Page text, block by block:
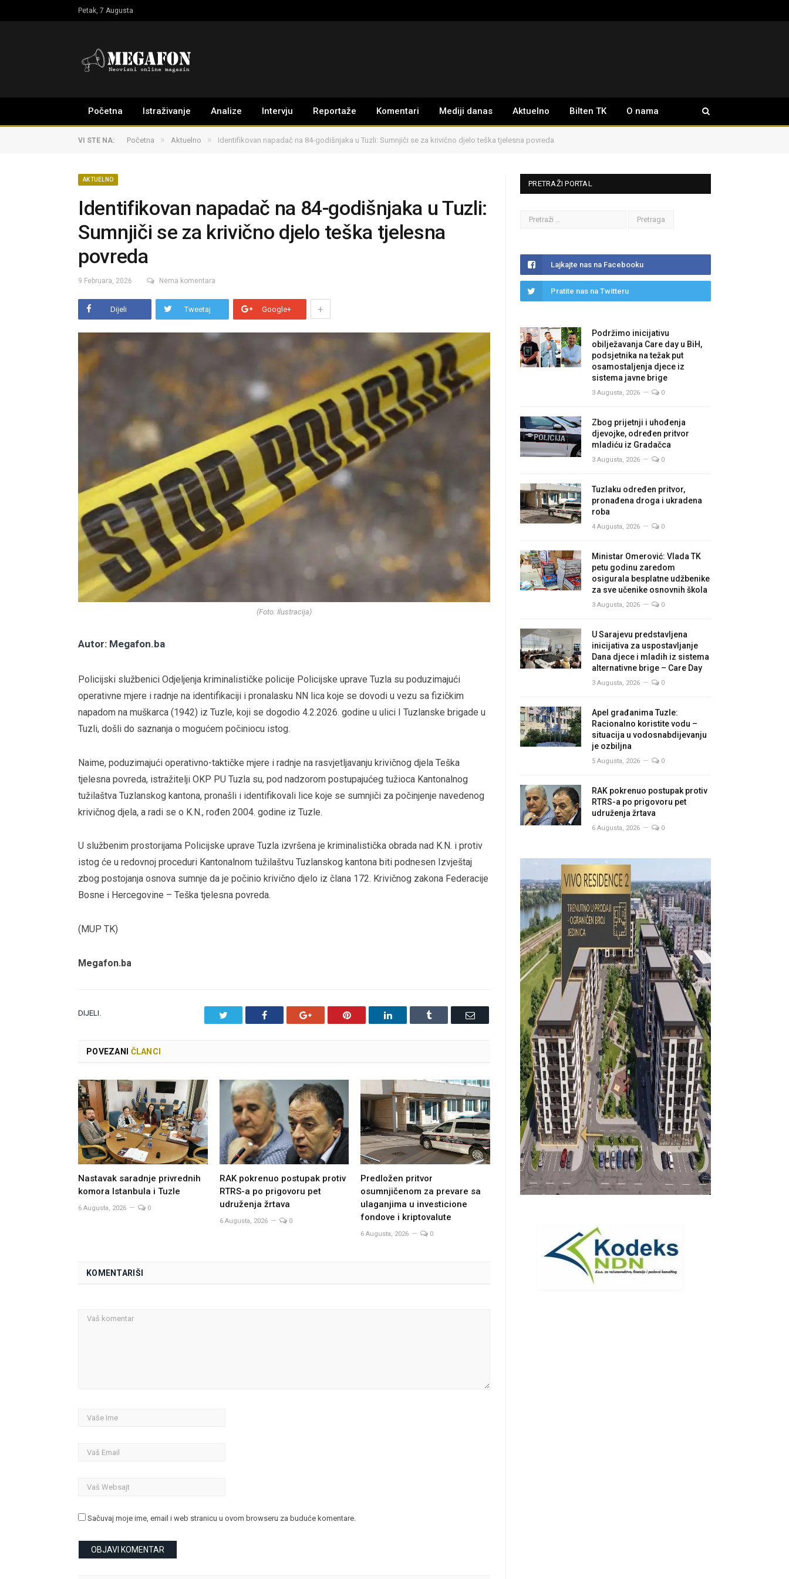
Petak, 7 Augusta
Početna Istraživanje Analize Intervju Reportaže Komentari Mediji danas Aktuelno Bilten TK O nama
VI STE NA: Početna » Aktuelno » Identifikovan napadač na 84-godišnjaka u Tuzli: Sumnjiči se za krivično djelo teška tjelesna povreda
AKTUELNO
Identifikovan napadač na 84-godišnjaka u Tuzli:
Sumnjiči se za krivično djelo teška tjelesna
povreda
9 Februara, 2026 Nema komentara
Dijeli Tweetaj Google+ +
(Foto: Ilustracija)
Autor: Megafon.ba
Policijski službenici Odjeljenja kriminalističke policije Policijske uprave Tuzla su poduzimajući
operativne mjere i radnje na identifikaciji i pronalasku NN lica koje se dovodi u vezu sa fizičkim
napadom na muškarca (1942) iz Tuzle, koji se dogodio 4.2.2026. godine u ulici I Tuzlanske brigade u
Tuzli, došli do saznanja o mogućem počiniocu istog.
Naime, poduzimajući operativno-taktičke mjere i radnje na rasvjetljavanju krivičnog djela Teška
tjelesna povreda, istražitelji OKP PU Tuzla su, pod nadzorom postupajućeg tužioca Kantonalnog
tužilaštva Tuzlanskog kantona, pronašli i identifikovali lice koje se sumnjiči za počinjenje navedenog
krivičnog djela, a radi se o K.N., rođen 2004. godine iz Tuzle.
U službenim prostorijama Policijske uprave Tuzla izvršena je kriminalistička obrada nad K.N. i protiv
istog će u redovnoj proceduri Kantonalnom tužilaštvu Tuzlanskog kantona biti podnesen Izvještaj
zbog postojanja osnova sumnje da je počinio krivično djelo iz člana 172. Krivičnog zakona Federacije
Bosne i Hercegovine – Teška tjelesna povreda.
(MUP TK)
Megafon.ba
DIJELI. Facebook Google+ Pinterest LinkedIn Tumblr Email
POVEZANI ČLANCI
Nastavak saradnje privrednih
komora Istanbula i Tuzle
6 Augusta, 2026 0
RAK pokrenuo postupak protiv
RTRS-a po prigovoru pet
udruženja žrtava
6 Augusta, 2026 0
Predložen pritvor
osumnjičenom za prevare sa
ulaganjima u investicione
fondove i kriptovalute
6 Augusta, 2026 0
KOMENTARIŠI
Sačuvaj moje ime, email i web stranicu u ovom browseru za buduće komentare.
PRETRAŽI PORTAL
Lajkajte nas na Facebooku
Pratite nas na Twitteru
Podržimo inicijativu
obilježavanja Care day u BiH,
podsjetnika na težak put
osamostaljenja djece iz
sistema javne brige
3 Augusta, 2026 0
Zbog prijetnji i uhođenja
djevojke, određen pritvor
mladiću iz Gradačca
3 Augusta, 2026 0
Tuzlaku određen pritvor,
pronađena droga i ukradena
roba
4 Augusta, 2026 0
Ministar Omerović: Vlada TK
petu godinu zaredom
osigurala besplatne udžbenike
za sve učenike osnovnih škola
3 Augusta, 2026 0
U Sarajevu predstavljena
inicijativa za uspostavljanje
Dana djece i mladih iz sistema
alternativne brige – Care Day
3 Augusta, 2026 0
Apel građanima Tuzle:
Racionalno koristite vodu –
situacija u vodosnabdijevanju
je ozbiljna
5 Augusta, 2026 0
RAK pokrenuo postupak protiv
RTRS-a po prigovoru pet
udruženja žrtava
6 Augusta, 2026 0